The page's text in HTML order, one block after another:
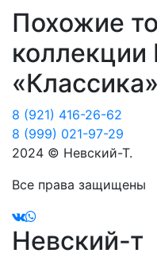
Похожие
коллекции
«Классика»
8 (921) 416-26-62
8 (999) 021-97-29
2024 © Невский-Т.
Все права защищены
Невский-т